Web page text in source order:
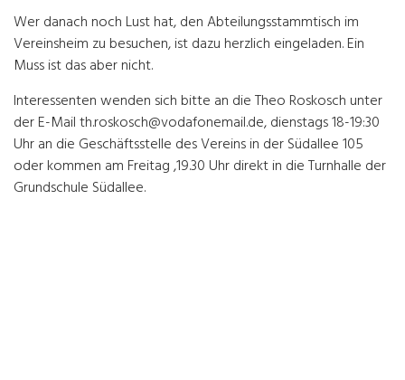
Wer danach noch Lust hat, den Abteilungsstammtisch im
Vereinsheim zu besuchen, ist dazu herzlich eingeladen. Ein
Muss ist das aber nicht.
Interessenten wenden sich bitte an die Theo Roskosch unter
der E-Mail th.roskosch@vodafonemail.de, dienstags 18-19:30
Uhr an die Geschäftsstelle des Vereins in der Südallee 105
oder kommen am Freitag ,19.30 Uhr direkt in die Turnhalle der
Grundschule Südallee.